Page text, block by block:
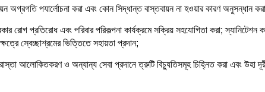
অগ্রগতি পযার্লোচনা করা এবং কোন সিদ্ধান্ত বাস্তবায়ন না হওয়ার কারণ অনুসন্ধান
রোগ প্রতিরোধ এবং পরিবার পরিকল্পনা কার্যক্রমে সক্রিয় সহযোগিতা করা; স্যানিটেশন
স্বেচ্ছাশ্রমের ভিত্তিতে সহায়তা প্রদান;
রাস্তা আলোকিতকরণ ও অন্যান্য সেবা প্রদানে ত্রুটি বিচ্যুতিসমূহ চিহ্নিত করা এবং উহা